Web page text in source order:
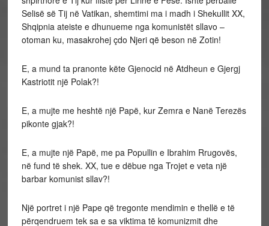
Selisë së Tij në Vatikan, shemtimi ma i madh i Shekullit XX,
Shqipnia ateiste e dhunueme nga komunistët sllavo –
otoman ku, masakrohej çdo Njeri që beson në Zotin!
E, a mund ta pranonte këte Gjenocid në Atdheun e Gjergj
Kastriotit një Polak?!
E, a mujte me heshtë një Papë, kur Zemra e Nanë Terezës
pikonte gjak?!
E, a mujte një Papë, me pa Popullin e Ibrahim Rrugovës,
në fund të shek. XX, tue e dëbue nga Trojet e veta një
barbar komunist sllav?!
Një portret i një Pape që tregonte mendimin e thellë e të
përqendruem tek sa e sa viktima të komunizmit dhe